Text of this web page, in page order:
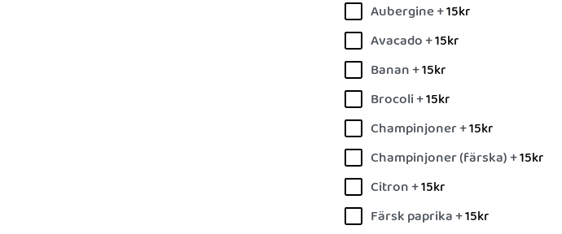
Aubergine +15kr
Avacado +15kr
Banan +15kr
Brocoli +15kr
Champinjoner +15kr
Champinjoner (färska) +15kr
Citron +15kr
Färsk paprika +15kr